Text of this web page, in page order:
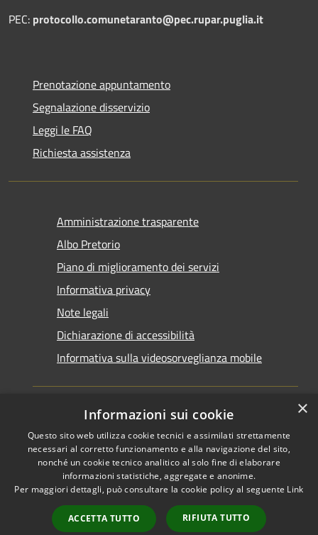
PEC: protocollo.comunetaranto@pec.rupar.puglia.it
Prenotazione appuntamento
Segnalazione disservizio
Leggi le FAQ
Richiesta assistenza
Amministrazione trasparente
Albo Pretorio
Piano di miglioramento dei servizi
Informativa privacy
Note legali
Dichiarazione di accessibilità
Informativa sulla videosorveglianza mobile
RSS
Accessibilità
Cookie
Mappa del sito
Copyright © 2026 • Comune di
Taranto • Powered by
Municipium•Accesso
redazione
×
Informazioni sui cookie
Questo sito web utilizza cookie tecnici e assimilati strettamente
necessari al corretto funzionamento e alla navigazione del sito,
nonché un cookie tecnico analitico al solo fine di elaborare
informazioni statistiche, aggregate e anonime.
Per maggiori dettagli, può consultare la cookie policy al seguente Link
ACCETTA TUTTO RIFIUTA TUTTO